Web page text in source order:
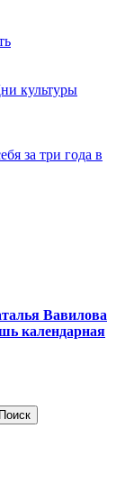
культуры
за три года в
Вавилова
календарная